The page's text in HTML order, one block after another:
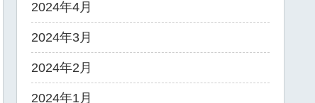
2024年4月
2024年3月
2024年2月
2024年1月